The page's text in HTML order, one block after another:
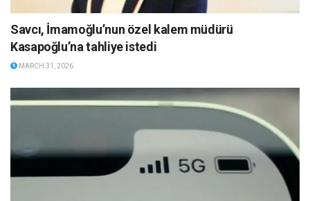
Savcı, İmamoğlu’nun özel kalem müdürü
Kasapoğlu’na tahliye istedi
MARCH 31, 2026